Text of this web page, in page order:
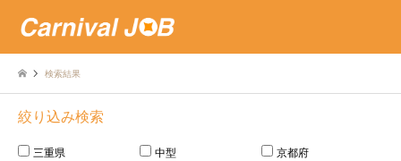
検索結果
絞り込み検索
三重県 中型
京都府